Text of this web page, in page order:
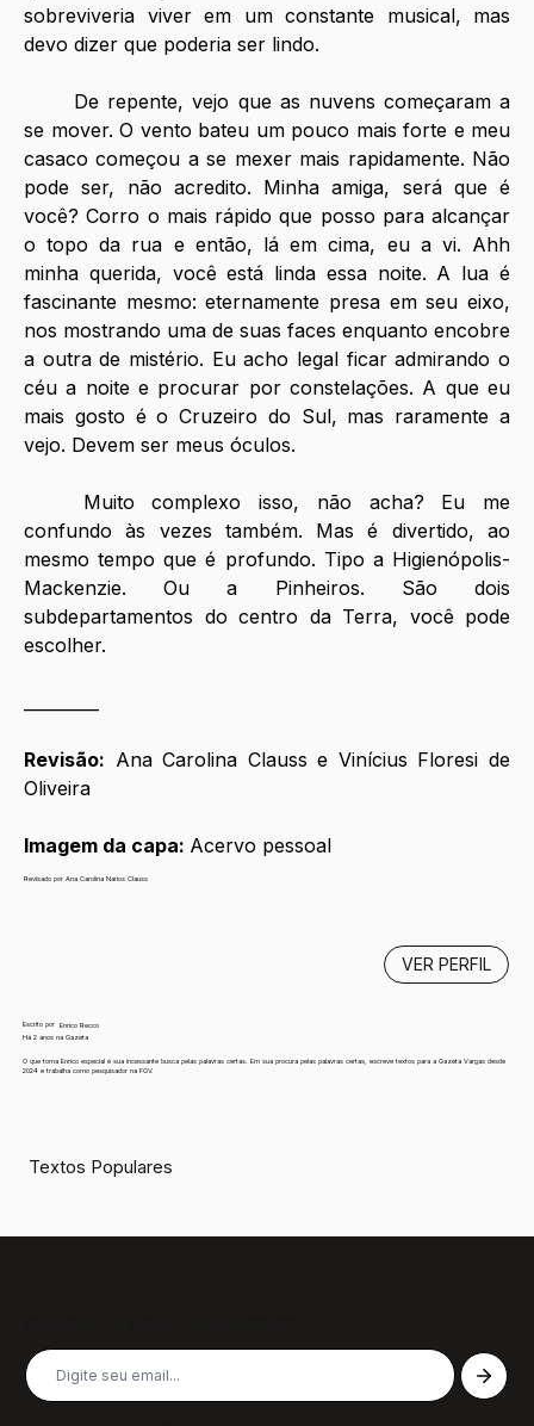
sobreviveria viver em um constante musical, mas
devo dizer que poderia ser lindo.
se mover. O vento bateu um pouco mais forte e meu
casaco começou a se mexer mais rapidamente. Não
pode ser, não acredito. Minha amiga, será que é
você? Corro o mais rápido que posso para alcançar
o topo da rua e então, lá em cima, eu a vi. Ahh
minha querida, você está linda essa noite. A lua é
fascinante mesmo: eternamente presa em seu eixo,
nos mostrando uma de suas faces enquanto encobre
a outra de mistério. Eu acho legal ficar admirando o
céu a noite e procurar por constelações. A que eu
mais gosto é o Cruzeiro do Sul, mas raramente a
vejo. Devem ser meus óculos.
confundo às vezes também. Mas é divertido, ao
mesmo tempo que é profundo. Tipo a Higienópolis-
Mackenzie. Ou a Pinheiros. São dois
subdepartamentos do centro da Terra, você pode
escolher.
Revisão: Ana Carolina Clauss e Vinícius Floresi de
Oliveira
Imagem da capa: Acervo pessoal
Revisado por Ana Carolina Narios Clauss
Escrito por
Enrico Recco
Há 2 anos na Gazeta
O que torna Enrico especial é sua incessante busca pelas palavras certas. Em sua procura pelas palavras certas, escreve textos para a Gazeta Vargas desde
2024 e trabalha como pesquisador na FGV.
VER PERFIL
Textos Populares